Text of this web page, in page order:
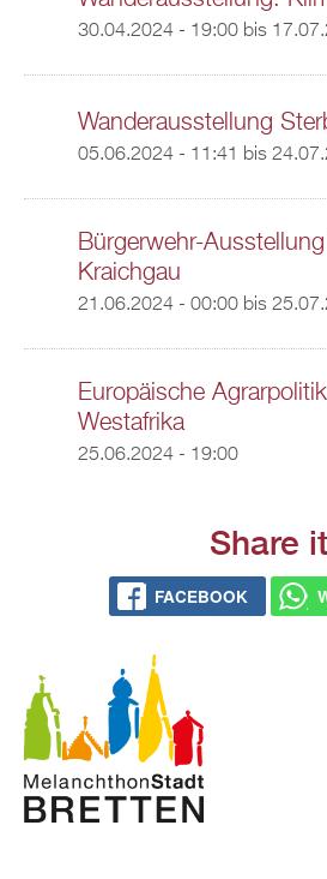
30.04.2024 - 19:00bis
Wanderausstellung
05.06.2024 - 11:41 bis
Bürgerwehr-
Kraichgau
21.06.2024 - 00:00bis
Europäische
Westafrika
25.06.2024 - 19:00
Share it
FACEBOOK